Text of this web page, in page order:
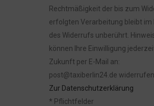
Rechtmäßigkeit der bis zum
erfolgten Verarbeitung bleibt im
des Widerrufs unberührt.
können Ihre Einwilligung
Zukunft per E-Mail an:
post@taxiberlin24.de widerrufen
Zur Datenschutzerklärung
* Pflichtfelder